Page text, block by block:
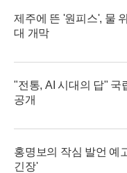
제주에 뜬 '원피스', 물
대 개막
"전통, AI 시대의 답" 국
공개
홍명보의 작심 발언 예
긴장'